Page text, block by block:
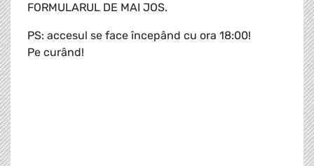
FORMULARUL DE MAI JOS.
PS: accesul se face începând cu ora 18:00!
Pe curând!